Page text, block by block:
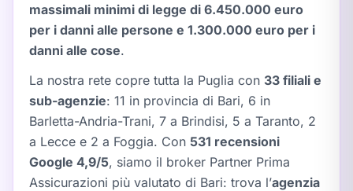
massimali minimi di legge di 6.450.000 euro
per i danni alle persone e 1.300.000 euro per i
danni alle cose.
La nostra rete copre tutta la Puglia con 33 filiali e
sub-agenzie: 11 in provincia di Bari, 6 in
Barletta-Andria-Trani, 7 a Brindisi, 5 a Taranto, 2
a Lecce e 2 a Foggia. Con 531 recensioni
Google 4,9/5, siamo il broker Partner Prima
Assicurazioni più valutato di Bari: trova l’agenzia